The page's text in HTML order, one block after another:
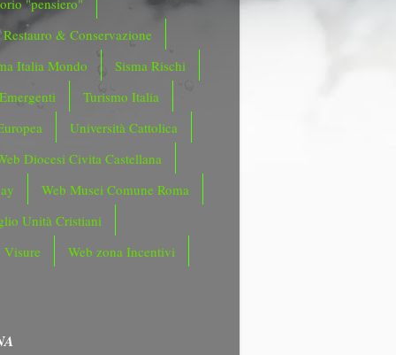
Restauro & Conservazione
Italia Mondo
Sisma Rischi
Turismo Italia
Università Cattolica
Diocesi Civita Castellana
Web Musei Comune Roma
Unità Cristiani
Visure
Web zona Incentivi